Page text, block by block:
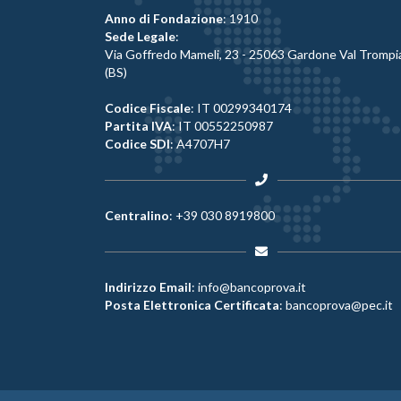
Anno di Fondazione: 1910
Sede Legale:
Via Goffredo Mameli, 23 - 25063 Gardone Val
(BS)
Codice Fiscale: IT 00299340174
Partita IVA: IT 00552250987
Codice SDI: A4707H7
Centralino: +39 030 8919800
Indirizzo Email: info@bancoprova.it
Posta Elettronica Certificata: bancoprova@pec.it